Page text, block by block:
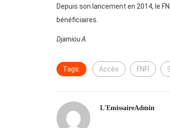
Depuis son lancement en 2014, le
bénéficiaires.
Djamiou A.
Tags: Accès FNFI
L'EmissaireAdmin